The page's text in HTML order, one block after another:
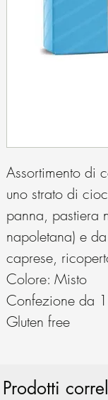
Assortimento di
uno strato di
panna, pastiera
napoletana) e
caprese,
Colore: Misto
Confezione da
Gluten free
Prodotti